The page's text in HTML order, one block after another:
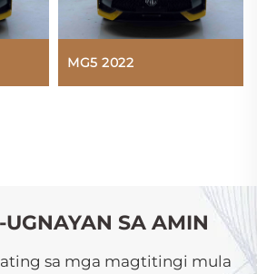
MG5 2022
SA AMIN
sa mga magtitingi mula